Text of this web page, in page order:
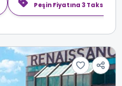
Peşin Fiyatına 3 Taksit